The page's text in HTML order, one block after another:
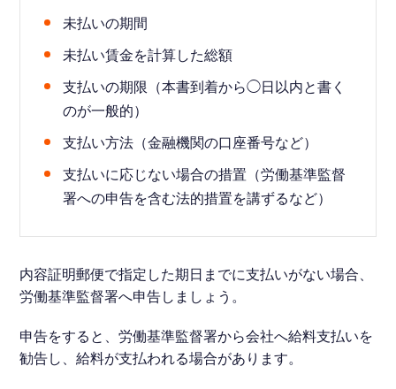
未払いの期間
未払い賃金を計算した総額
支払いの期限（本書到着から◯日以内と書く
のが一般的）
支払い方法（金融機関の口座番号など）
支払いに応じない場合の措置（労働基準監督
署への申告を含む法的措置を講ずるなど）
内容証明郵便で指定した期日までに支払いがない場合、
労働基準監督署へ申告しましょう。
申告をすると、労働基準監督署から会社へ給料支払いを
勧告し、給料が支払われる場合があります。